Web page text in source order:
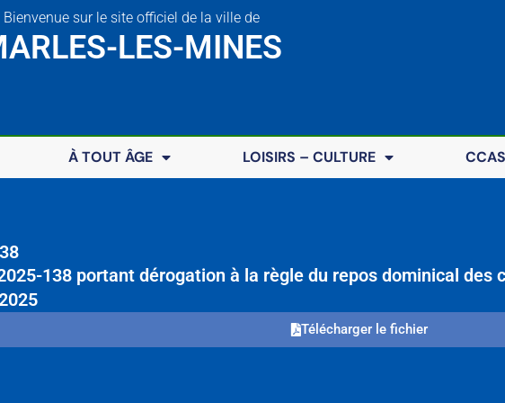
Bienvenue sur le site officiel de la ville de
LES-MINES
À TOUT ÂGE LOISIRS – CULTURE CCAS
138 portant dérogation à la règle du repos dominical des
Télécharger le fichier